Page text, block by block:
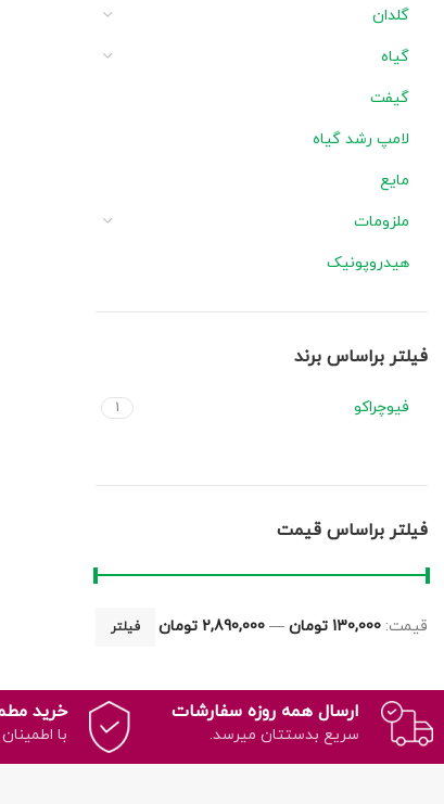
گلدان
گیاه
گیفت
لامپ رشد گیاه
مایع
ملزومات
هیدروپونیک
فیلتر براساس برند
فیوچراکو 1
فیلتر براساس قیمت
فیلتر قیمت: 130,000 تومان — 2,890,000 تومان
ارسال همه روزه سفارشات
سریع بدستتان میرسد.
خرید
با